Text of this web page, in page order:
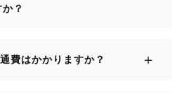
？
費はかかりますか？ ＋